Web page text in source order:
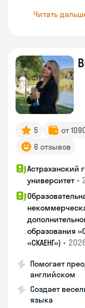
Читать
5 от
6 отзывов
Астраханский
университет •
образования
«СКАЕНГ») •
Помогает
английском
Создает
языка